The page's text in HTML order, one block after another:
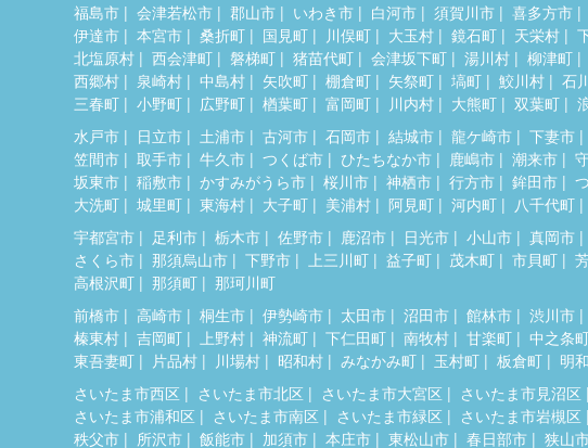
福島市 会津若松市 郡山市 いわき市 白河市 須賀川市
喜多方市
伊達市
本宮市 桑折町 国見町 川俣町 大玉村 鏡石町 天栄村
北塩原村
西会津町 磐梯町 猪苗代町 会津坂下町 湯川村
柳津町
西郷村
泉崎村 中島村 矢吹町 棚倉町 矢祭町 塙町 鮫川村
石
三春町
小野町 広野町 楢葉町 富岡町 川内村 大熊町 双葉町
水戸市 日立市 土浦市 古河市 石岡市 結城市 龍ケ崎市
下妻市
笠間市
取手市 牛久市 つくば市 ひたちなか市 鹿嶋市 潮来市
坂東市
稲敷市 かすみがうら市 桜川市 神栖市 行方市 鉾田市
大洗町
城里町 東海村 大子町 美浦村 阿見町 河内町 八千代町
宇都宮市 足利市 栃木市 佐野市 鹿沼市 日光市 小山市
真岡市
さくら市
那須烏山市 下野市 上三川町 益子町 茂木町 市貝町
高根沢町
那須町 那珂川町
前橋市 高崎市 桐生市 伊勢崎市 太田市 沼田市 館林市
渋川市
榛東村
吉岡町 上野村 神流町 下仁田町 南牧村 甘楽町
中之条
東吾妻町
片品村 川場村 昭和村 みなかみ町 玉村町 板倉町 明
さいたま市西区 さいたま市北区 さいたま市大宮区
さいたま市見沼区
さいたま市浦和区
さいたま市南区 さいたま市緑区
さいたま市岩槻区
秩父市
所沢市 飯能市 加須市 本庄市 東松山市 春日部市
狭山